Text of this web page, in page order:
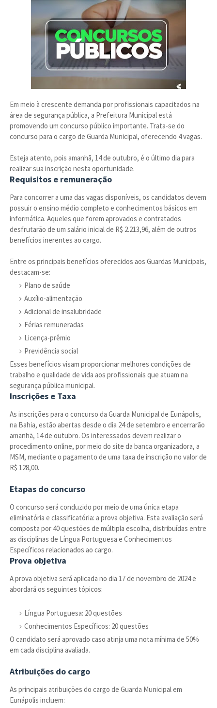
Em meio à crescente demanda por profissionais capacitados na
área de segurança pública, a Prefeitura Municipal está
promovendo um concurso público importante. Trata-se do
concurso para o cargo de Guarda Municipal, oferecendo 4 vagas.
Esteja atento, pois amanhã, 14 de outubro, é o último dia para
realizar sua inscrição nesta oportunidade.
Requisitos e remuneração
Para concorrer a uma das vagas disponíveis, os candidatos devem
possuir o ensino médio completo e conhecimentos básicos em
informática. Aqueles que forem aprovados e contratados
desfrutarão de um salário inicial de R$ 2.213,96, além de outros
benefícios inerentes ao cargo.
Entre os principais benefícios oferecidos aos Guardas Municipais,
destacam-se:
Plano de saúde
Auxílio-alimentação
Adicional de insalubridade
Férias remuneradas
Licença-prêmio
Previdência social
Esses benefícios visam proporcionar melhores condições de
trabalho e qualidade de vida aos profissionais que atuam na
segurança pública municipal.
Inscrições e Taxa
As inscrições para o concurso da Guarda Municipal de Eunápolis,
na Bahia, estão abertas desde o dia 24 de setembro e encerrarão
amanhã, 14 de outubro. Os interessados devem realizar o
procedimento online, por meio do site da banca organizadora, a
MSM, mediante o pagamento de uma taxa de inscrição no valor de
R$ 128,00.
Etapas do concurso
O concurso será conduzido por meio de uma única etapa
eliminatória e classificatória: a prova objetiva. Esta avaliação será
composta por 40 questões de múltipla escolha, distribuídas entre
as disciplinas de Língua Portuguesa e Conhecimentos
Específicos relacionados ao cargo.
Prova objetiva
A prova objetiva será aplicada no dia 17 de novembro de 2024 e
abordará os seguintes tópicos:
Língua Portuguesa: 20 questões
Conhecimentos Específicos: 20 questões
O candidato será aprovado caso atinja uma nota mínima de 50%
em cada disciplina avaliada.
Atribuições do cargo
As principais atribuições do cargo de Guarda Municipal em
Eunápolis incluem: